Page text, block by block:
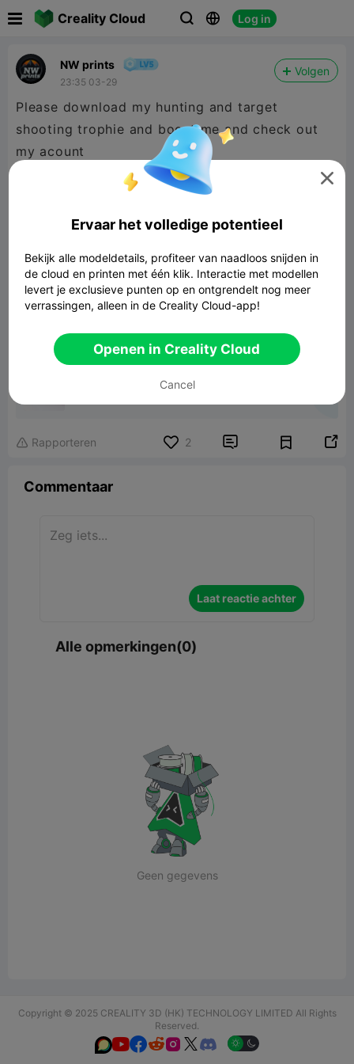
Creality Cloud   Log in
NW prints
23:35 03-29
Volgen
Please download my hunting and target
shooting trophie and boost me and check out
my acount
 Rapporteren 2  
Commentaar
Laat reactie achter
Alle opmerkingen(0)
Geen gegevens
Copyright © 2025 CREALITY 3D (HK) TECHNOLOGY LIMITED All Rights
Reserved.
  

Ervaar het volledige potentieel
Bekijk alle modeldetails, profiteer van naadloos snijden in
de cloud en printen met één klik. Interactie met modellen
levert je exclusieve punten op en ontgrendelt nog meer
verrassingen, alleen in de Creality Cloud-app!
Openen in Creality Cloud
Cancel